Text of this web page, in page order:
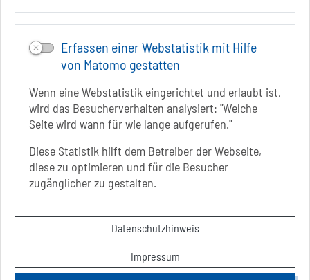
Erfassen einer Webstatistik mit Hilfe
von Matomo gestatten
Wenn eine Webstatistik eingerichtet und erlaubt ist,
wird das Besucherverhalten analysiert: "Welche
Seite wird wann für wie lange aufgerufen."
Diese Statistik hilft dem Betreiber der Webseite,
diese zu optimieren und für die Besucher
zugänglicher zu gestalten.
Datenschutzhinweis
Impressum
Folgt uns auf
FACEBOOK
INSTAGRAM
YOUTUBE
Sie befinden sich hier Startseite
Datenschutzerklärung